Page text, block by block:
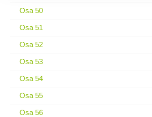
Osa 50
Osa 51
Osa 52
Osa 53
Osa 54
Osa 55
Osa 56